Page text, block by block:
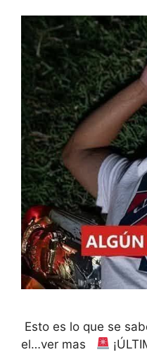
Esto es lo que se
el…ver mas